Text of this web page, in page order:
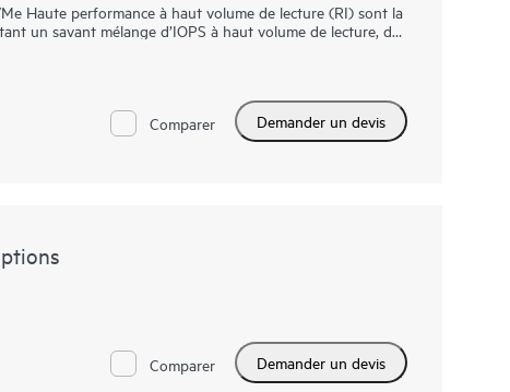
Haute performance à haut volume de lecture (RI) sont la
un savant mélange d’IOPS à haut volume de lecture, de
le débit d’I/O et réduire la latence.
à haut volume de lecture assurent des transferts de
à des débits plus élevés que les baies SSD SAS ou
débit des bus PCIe Gen4 dans certains serveurs pour les
Comparer Demander un devis
Comparer Demander un devis